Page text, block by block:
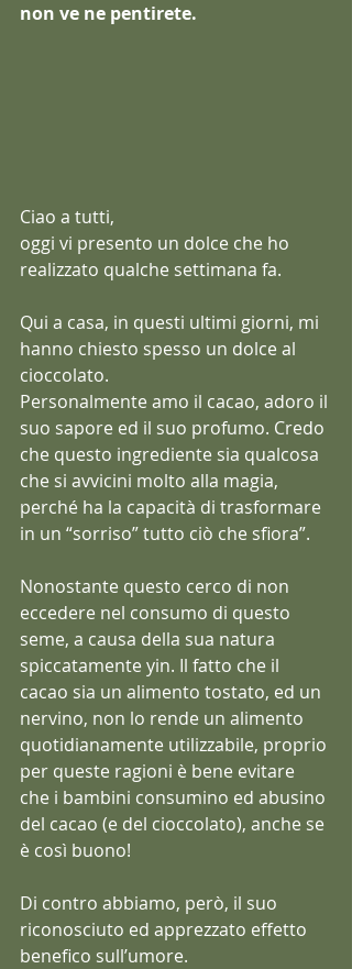
non ve ne pentirete.
Ciao a tutti,
oggi vi presento un dolce che ho
realizzato qualche settimana fa.
Qui a casa, in questi ultimi giorni, mi
hanno chiesto spesso un dolce al
cioccolato.
Personalmente amo il cacao, adoro il
suo sapore ed il suo profumo. Credo
che questo ingrediente sia qualcosa
che si avvicini molto alla magia,
perché ha la capacità di trasformare
in un “sorriso” tutto ciò che sfiora”.
Nonostante questo cerco di non
eccedere nel consumo di questo
seme, a causa della sua natura
spiccatamente yin. Il fatto che il
cacao sia un alimento tostato, ed un
nervino, non lo rende un alimento
quotidianamente utilizzabile, proprio
per queste ragioni è bene evitare
che i bambini consumino ed abusino
del cacao (e del cioccolato), anche se
è così buono!
Di contro abbiamo, però, il suo
riconosciuto ed apprezzato effetto
benefico sull’umore.